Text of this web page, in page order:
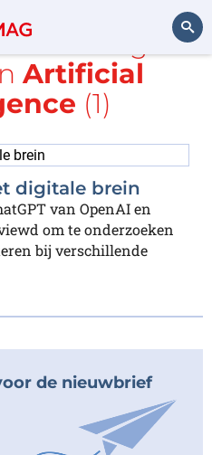
de tags
Artificial
(1)
digitale brein
van OpenAI en
om te onderzoeken
bij verschillende
de nieuwbrief